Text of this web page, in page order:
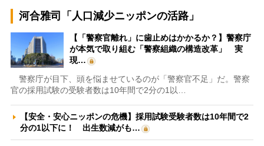
河合雅司「人口減少ニッポンの活路」
【「警察官離れ」に歯止めはかかるか？】警察庁
が本気で取り組む「警察組織の構造改革」 実
現…
警察庁が目下、頭を悩ませているのが「警察官不足」だ。警察
官の採用試験の受験者数は10年間で2分の1以…
【安全・安心ニッポンの危機】採用試験受験者数は10年間で2
分の1以下に！ 出生数減がも…